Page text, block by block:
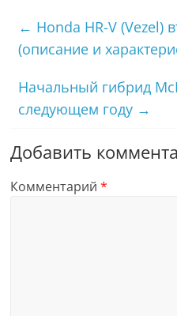
← Honda HR-V (Vezel)
(описание и
Начальный гибрид
следующем году →
Добавить
Комментарий*